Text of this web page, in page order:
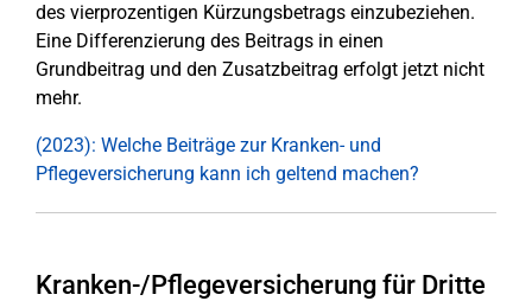
des vierprozentigen Kürzungsbetrags einzubeziehen.
Eine Differenzierung des Beitrags in einen
Grundbeitrag und den Zusatzbeitrag erfolgt jetzt nicht
mehr.
(2023): Welche Beiträge zur Kranken- und
Pflegeversicherung kann ich geltend machen?
Kranken-/Pflegeversicherung für Dritte